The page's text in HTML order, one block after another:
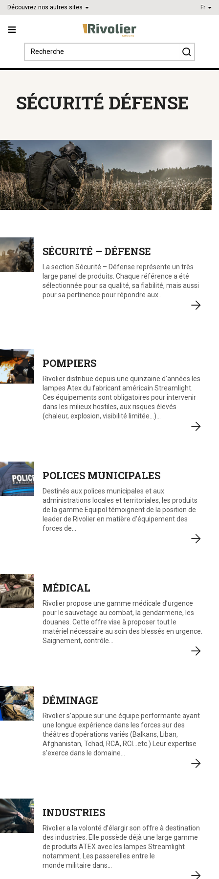
Découvrez nos autres sites Fr
Search
for:
SÉCURITÉ DÉFENSE
SÉCURITÉ – DÉFENSE
La section Sécurité – Défense représente un très
large panel de produits. Chaque référence a été
sélectionnée pour sa qualité, sa fiabilité, mais aussi
pour sa pertinence pour répondre aux…
POMPIERS
Rivolier distribue depuis une quinzaine d’années les
lampes Atex du fabricant américain Streamlight.
Ces équipements sont obligatoires pour intervenir
dans les milieux hostiles, aux risques élevés
(chaleur, explosion, visibilité limitée…)…
POLICES MUNICIPALES
Destinés aux polices municipales et aux
administrations locales et territoriales, les produits
de la gamme Equipol témoignent de la position de
leader de Rivolier en matière d’équipement des
forces de…
MÉDICAL
Rivolier propose une gamme médicale d’urgence
pour le sauvetage au combat, la gendarmerie, les
douanes. Cette offre vise à proposer tout le
matériel nécessaire au soin des blessés en urgence.
Saignement, contrôle…
DÉMINAGE
Rivolier s’appuie sur une équipe performante ayant
une longue expérience dans les forces sur des
théâtres d’opérations variés (Balkans, Liban,
Afghanistan, Tchad, RCA, RCI…etc.) Leur expertise
s’exerce dans le domaine…
INDUSTRIES
Rivolier a la volonté d’élargir son offre à destination
des industries. Elle possède déjà une large gamme
de produits ATEX avec les lampes Streamlight
notamment. Les passerelles entre le
monde militaire dans…